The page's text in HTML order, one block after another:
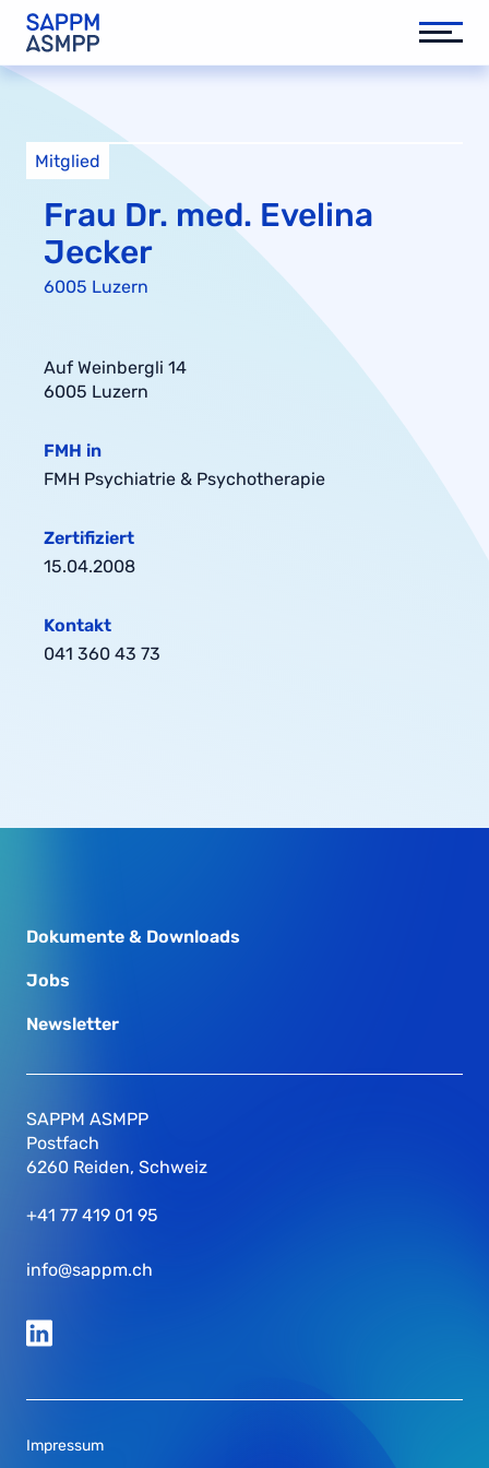
Mitglied
Frau Dr. med. Evelina
Jecker
6005 Luzern
Auf Weinbergli 14
6005 Luzern
FMH in
FMH Psychiatrie & Psychotherapie
Zertifiziert
15.04.2008
Kontakt
041 360 43 73
Dokumente & Downloads
Jobs
Newsletter
SAPPM ASMPP
Postfach
6260 Reiden, Schweiz
+41 77 419 01 95
info@sappm.ch
Impressum